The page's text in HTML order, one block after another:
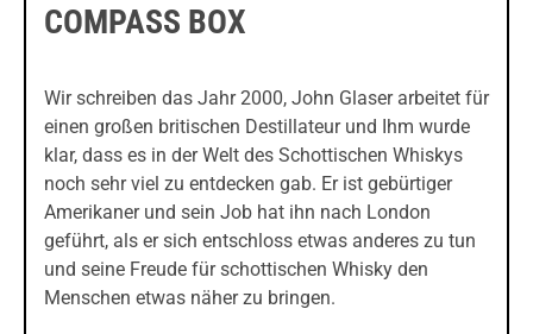
COMPASS BOX
Wir schreiben das Jahr 2000, John Glaser arbeitet für
einen großen britischen Destillateur und Ihm wurde
klar, dass es in der Welt des Schottischen Whiskys
noch sehr viel zu entdecken gab. Er ist gebürtiger
Amerikaner und sein Job hat ihn nach London
geführt, als er sich entschloss etwas anderes zu tun
und seine Freude für schottischen Whisky den
Menschen etwas näher zu bringen.